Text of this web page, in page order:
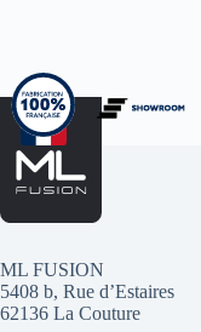
ML FUSION
5408 b, Rue d’Estaires
62136 La Couture